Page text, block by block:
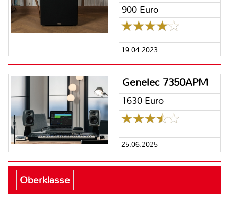
900 Euro
19.04.2023
Genelec 7350APM
1630 Euro
25.06.2025
Oberklasse